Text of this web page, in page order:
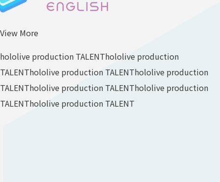
View More
hololive production TALENThololive production
TALENThololive production TALENThololive production
TALENThololive production TALENThololive production
TALENThololive production TALENT